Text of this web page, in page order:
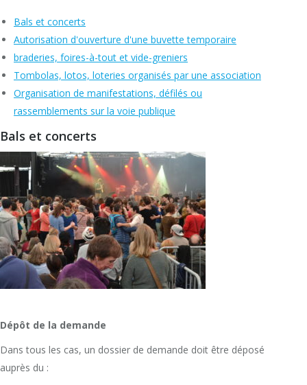
Bals et concerts
Autorisation d'ouverture d'une buvette temporaire
braderies, foires-à-tout et vide-greniers
Tombolas, lotos, loteries organisés par une association
Organisation de manifestations, défilés ou
rassemblements sur la voie publique
Bals et concerts
Dépôt de la demande
Dans tous les cas, un dossier de demande doit être déposé
auprès du :